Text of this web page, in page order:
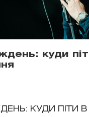
КУДИ ПІТИ В
куди